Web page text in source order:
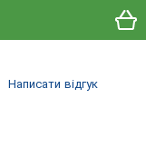
Написати відгук